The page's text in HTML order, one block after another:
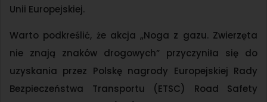
Unii Europejskiej.
Warto podkreślić, że akcja „Noga z gazu. Zwierzęta
nie znają znaków drogowych” przyczyniła się do
uzyskania przez Polskę nagrody Europejskiej Rady
Bezpieczeństwa Transportu (ETSC) Road Safety